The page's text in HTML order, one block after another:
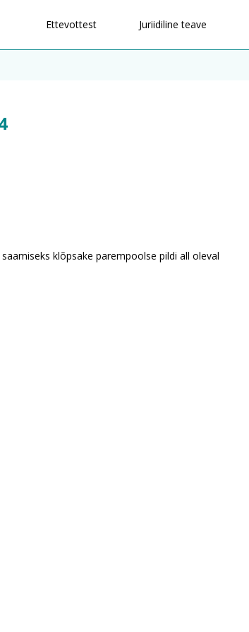
Ettevottest Juriidiline teave
klõpsake parempoolse pildi all oleval